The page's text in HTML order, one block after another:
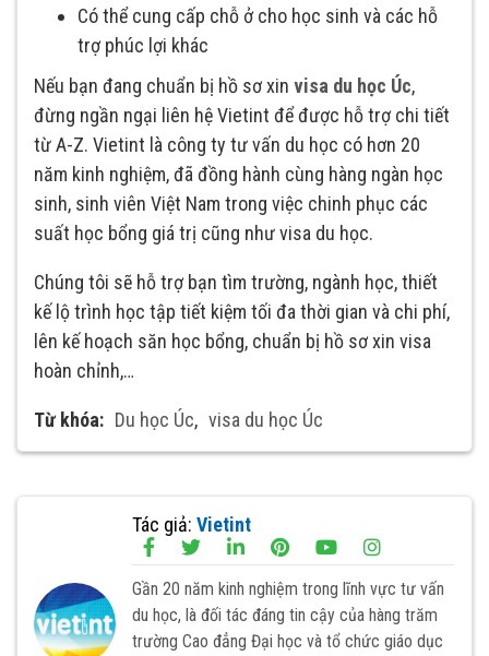
Có thể cung cấp chỗ ở cho học sinh và các hỗ
trợ phúc lợi khác
Nếu bạn đang chuẩn bị hồ sơ xin visa du học Úc,
đừng ngần ngại liên hệ Vietint để được hỗ trợ chi tiết
từ A-Z. Vietint là công ty tư vấn du học có hơn 20
năm kinh nghiệm, đã đồng hành cùng hàng ngàn học
sinh, sinh viên Việt Nam trong việc chinh phục các
suất học bổng giá trị cũng như visa du học.
Chúng tôi sẽ hỗ trợ bạn tìm trường, ngành học, thiết
kế lộ trình học tập tiết kiệm tối đa thời gian và chi phí,
lên kế hoạch săn học bổng, chuẩn bị hồ sơ xin visa
hoàn chỉnh,…
Từ khóa: Du học Úc, visa du học Úc
Tác giả: Vietint
Gần 20 năm kinh nghiệm trong lĩnh vực tư vấn
du học, là đối tác đáng tin cậy của hàng trăm
trường Cao đẳng Đại học và tổ chức giáo dục